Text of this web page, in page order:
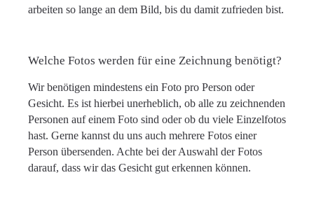
arbeiten so lange an dem Bild, bis du damit zufrieden bist.
Welche Fotos werden für eine Zeichnung benötigt?
Wir benötigen mindestens ein Foto pro Person oder
Gesicht. Es ist hierbei unerheblich, ob alle zu zeichnenden
Personen auf einem Foto sind oder ob du viele Einzelfotos
hast. Gerne kannst du uns auch mehrere Fotos einer
Person übersenden. Achte bei der Auswahl der Fotos
darauf, dass wir das Gesicht gut erkennen können.